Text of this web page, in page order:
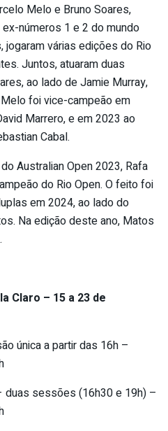
Melo e Bruno Soares,
números 1 e 2 do mundo
várias edições do Rio
Juntos, atuaram duas
ao lado de Jamie Murray,
foi vice-campeão em
Marrero, e em 2023 ao
Cabal.
Australian Open 2023, Rafa
do Rio Open. O feito foi
em 2024, ao lado do
Na edição deste ano, Matos
Claro – 15 a 23 de
única a partir das 16h –
duas sessões (16h30 e 19h) –